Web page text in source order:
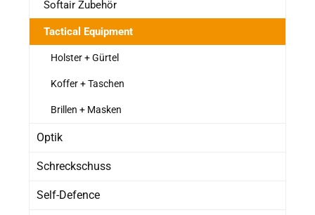
Softair Zubehör
Tactical Equipment
Holster + Gürtel
Koffer + Taschen
Brillen + Masken
Optik
Schreckschuss
Self-Defence